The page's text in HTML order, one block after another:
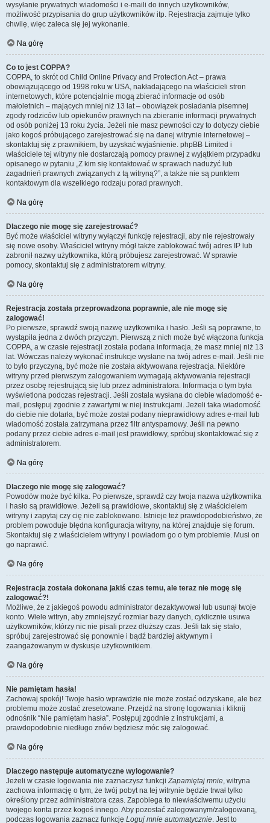
wysyłanie prywatnych wiadomości i e-maili do innych użytkowników,
możliwość przypisania do grup użytkowników itp. Rejestracja zajmuje tylko
chwilę, więc zaleca się jej wykonanie.
Na górę
Co to jest COPPA?
COPPA, to skrót od Child Online Privacy and Protection Act – prawa
obowiązującego od 1998 roku w USA, nakładającego na właścicieli stron
internetowych, które potencjalnie mogą zbierać informacje od osób
małoletnich – mających mniej niż 13 lat – obowiązek posiadania pisemnej
zgody rodziców lub opiekunów prawnych na zbieranie informacji prywatnych
od osób poniżej 13 roku życia. Jeżeli nie masz pewności czy to dotyczy ciebie
jako kogoś próbującego zarejestrować się na danej witrynie internetowej –
skontaktuj się z prawnikiem, by uzyskać wyjaśnienie. phpBB Limited i
właściciele tej witryny nie dostarczają pomocy prawnej z wyjątkiem przypadku
opisanego w pytaniu „Z kim się kontaktować w sprawach nadużyć lub
zagadnień prawnych związanych z tą witryną?”, a także nie są punktem
kontaktowym dla wszelkiego rodzaju porad prawnych.
Na górę
Dlaczego nie mogę się zarejestrować?
Być może właściciel witryny wyłączył funkcję rejestracji, aby nie rejestrowały
się nowe osoby. Właściciel witryny mógł także zablokować twój adres IP lub
zabronił nazwy użytkownika, którą próbujesz zarejestrować. W sprawie
pomocy, skontaktuj się z administratorem witryny.
Na górę
Rejestracja została przeprowadzona poprawnie, ale nie mogę się
zalogować!
Po pierwsze, sprawdź swoją nazwę użytkownika i hasło. Jeśli są poprawne, to
wystąpiła jedna z dwóch przyczyn. Pierwszą z nich może być włączona funkcja
COPPA, a w czasie rejestracji została podana informacja, że masz mniej niż 13
lat. Wówczas należy wykonać instrukcje wysłane na twój adres e-mail. Jeśli nie
to było przyczyną, być może nie została aktywowana rejestracja. Niektóre
witryny przed pierwszym zalogowaniem wymagają aktywowania rejestracji
przez osobę rejestrującą się lub przez administratora. Informacja o tym była
wyświetlona podczas rejestracji. Jeśli została wysłana do ciebie wiadomość e-
mail, postępuj zgodnie z zawartymi w niej instrukcjami. Jeżeli taka wiadomość
do ciebie nie dotarła, być może został podany nieprawidłowy adres e-mail lub
wiadomość została zatrzymana przez filtr antyspamowy. Jeśli na pewno
podany przez ciebie adres e-mail jest prawidłowy, spróbuj skontaktować się z
administratorem.
Na górę
Dlaczego nie mogę się zalogować?
Powodów może być kilka. Po pierwsze, sprawdź czy twoja nazwa użytkownika
i hasło są prawidłowe. Jeżeli są prawidłowe, skontaktuj się z właścicielem
witryny i zapytaj czy cię nie zablokowano. Istnieje też prawdopodobieństwo, że
problem powoduje błędna konfiguracja witryny, na której znajduje się forum.
Skontaktuj się z właścicielem witryny i powiadom go o tym problemie. Musi on
go naprawić.
Na górę
Rejestracja została dokonana jakiś czas temu, ale teraz nie mogę się
zalogować?!
Możliwe, że z jakiegoś powodu administrator dezaktywował lub usunął twoje
konto. Wiele witryn, aby zmniejszyć rozmiar bazy danych, cyklicznie usuwa
użytkowników, którzy nic nie pisali przez dłuższy czas. Jeśli tak się stało,
spróbuj zarejestrować się ponownie i bądź bardziej aktywnym i
zaangażowanym w dyskusje użytkownikiem.
Na górę
Nie pamiętam hasła!
Zachowaj spokój! Twoje hasło wprawdzie nie może zostać odzyskane, ale bez
problemu może zostać zresetowane. Przejdź na stronę logowania i kliknij
odnośnik “Nie pamiętam hasła”. Postępuj zgodnie z instrukcjami, a
prawdopodobnie niedługo znów będziesz móc się zalogować.
Na górę
Dlaczego następuje automatyczne wylogowanie?
Jeżeli w czasie logowania nie zaznaczysz funkcjiZapamiętaj mnie, witryna
zachowa informację o tym, że twój pobyt na tej witrynie będzie trwał tylko
określony przez administratora czas. Zapobiega to niewłaściwemu użyciu
twojego konta przez kogoś innego. Aby pozostać zalogowanym/zalogowaną,
podczas logowania zaznacz funkcję Loguj mnie automatycznie. Jest to